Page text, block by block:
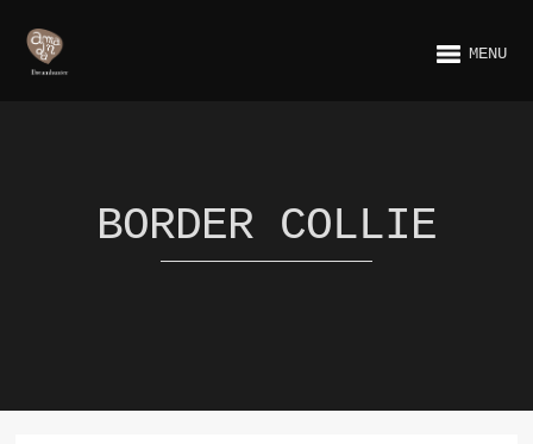
MENU
BORDER COLLIE